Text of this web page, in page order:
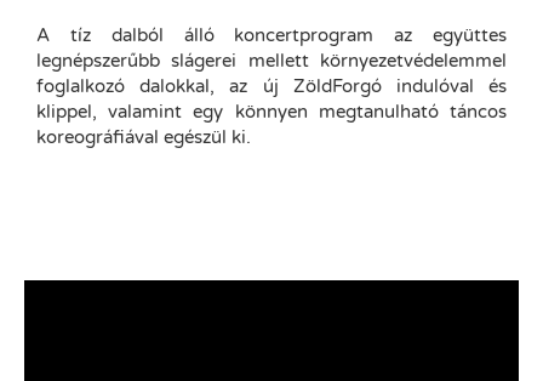
A tíz dalból álló koncertprogram az együttes
legnépszerűbb slágerei mellett környezetvédelemmel
foglalkozó dalokkal, az új ZöldForgó indulóval és
klippel, valamint egy könnyen megtanulható táncos
koreográfiával egészül ki.